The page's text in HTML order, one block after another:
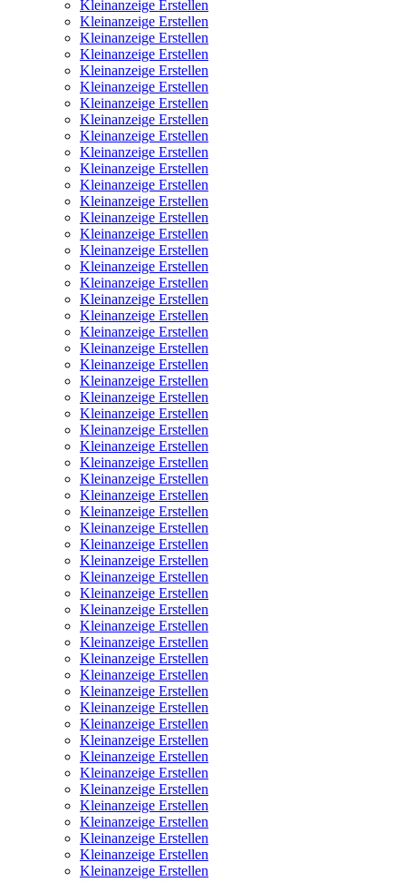
Kleinanzeige Erstellen
Kleinanzeige Erstellen
Kleinanzeige Erstellen
Kleinanzeige Erstellen
Kleinanzeige Erstellen
Kleinanzeige Erstellen
Kleinanzeige Erstellen
Kleinanzeige Erstellen
Kleinanzeige Erstellen
Kleinanzeige Erstellen
Kleinanzeige Erstellen
Kleinanzeige Erstellen
Kleinanzeige Erstellen
Kleinanzeige Erstellen
Kleinanzeige Erstellen
Kleinanzeige Erstellen
Kleinanzeige Erstellen
Kleinanzeige Erstellen
Kleinanzeige Erstellen
Kleinanzeige Erstellen
Kleinanzeige Erstellen
Kleinanzeige Erstellen
Kleinanzeige Erstellen
Kleinanzeige Erstellen
Kleinanzeige Erstellen
Kleinanzeige Erstellen
Kleinanzeige Erstellen
Kleinanzeige Erstellen
Kleinanzeige Erstellen
Kleinanzeige Erstellen
Kleinanzeige Erstellen
Kleinanzeige Erstellen
Kleinanzeige Erstellen
Kleinanzeige Erstellen
Kleinanzeige Erstellen
Kleinanzeige Erstellen
Kleinanzeige Erstellen
Kleinanzeige Erstellen
Kleinanzeige Erstellen
Kleinanzeige Erstellen
Kleinanzeige Erstellen
Kleinanzeige Erstellen
Kleinanzeige Erstellen
Kleinanzeige Erstellen
Kleinanzeige Erstellen
Kleinanzeige Erstellen
Kleinanzeige Erstellen
Kleinanzeige Erstellen
Kleinanzeige Erstellen
Kleinanzeige Erstellen
Kleinanzeige Erstellen
Kleinanzeige Erstellen
Kleinanzeige Erstellen
Kleinanzeige Erstellen